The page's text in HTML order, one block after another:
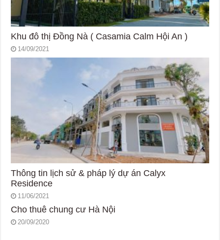
Khu đô thị Đồng Nà ( Casamia Calm Hội An )
14/09/2021
Thông tin lịch sử & pháp lý dự án Calyx
Residence
11/06/2021
Cho thuê chung cư Hà Nội
20/09/2020